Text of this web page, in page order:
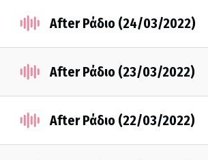
After Ράδιο (24/03/2022)
After Ράδιο (23/03/2022)
After Ράδιο (22/03/2022)